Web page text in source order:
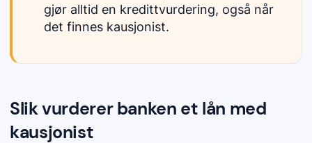
gjør alltid en kredittvurdering, også når
det finnes kausjonist.
Slik vurderer banken et lån med
kausjonist